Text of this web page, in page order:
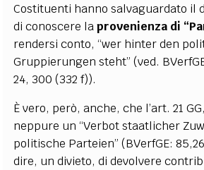
Costituenti hanno salvaguardato il
di conoscere laprovenienza di
rendersi conto, “wer hinter den
Gruppierungen steht” (ved.
24, 300 (332 f)).
È vero, però, anche, che l’art. 21
neppure un “Verbot staatlicher
politische Parteien” (BVerfGE:
dire, un divieto, di devolvere